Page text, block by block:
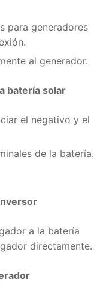
para generadores
al generador.
batería solar
el negativo y el
de la batería.
a la batería
directamente.